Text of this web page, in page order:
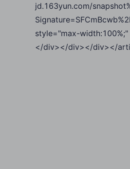
jd.163yun.com/
style="max-
</div></div></div></